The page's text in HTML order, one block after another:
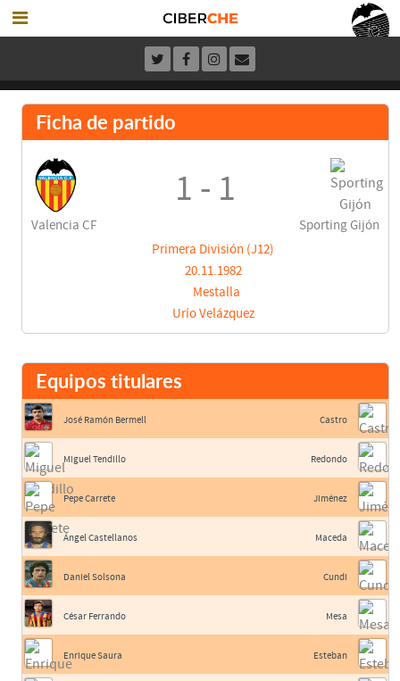
Ficha de partido
Valencia CF
1 - 1
Sporting Gijón
Primera División (J12)
20.11.1982
Mestalla
Urío Velázquez
Equipos titulares
José Ramón Bermell
Miguel Tendillo
Pepe Carrete
Ángel Castellanos
Daniel Solsona
César Ferrando
Enrique Saura
Castro
Redondo
Jiménez
Maceda
Cundi
Mesa
Esteban